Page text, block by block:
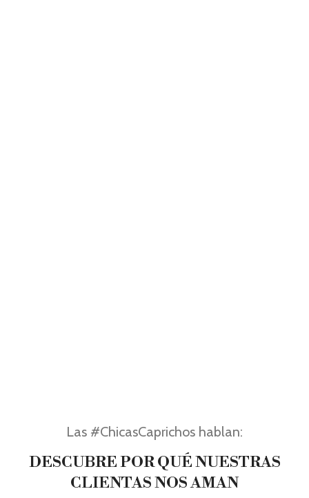
Las #ChicasCaprichos hablan:
DESCUBRE POR QUÉ NUESTRAS
CLIENTAS NOS AMAN